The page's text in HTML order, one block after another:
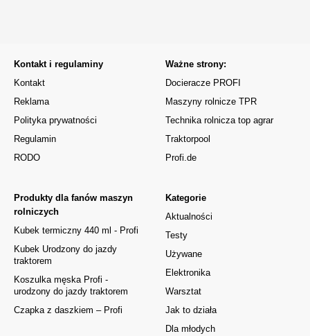
Kontakt i regulaminy
Kontakt
Reklama
Polityka prywatności
Regulamin
RODO
Kategorie
Aktualności
Testy
Używane
Elektronika
Warsztat
Jak to działa
Dla młodych
Produkty dla fanów maszyn
rolniczych
Kubek termiczny 440 ml - Profi
Kubek Urodzony do jazdy
traktorem
Koszulka męska Profi -
urodzony do jazdy traktorem
Czapka z daszkiem – Profi
Ważne strony:
Docieracze PROFI
Maszyny rolnicze TPR
Technika rolnicza top agrar
Traktorpool
Profi.de